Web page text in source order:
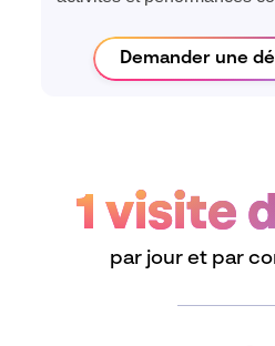
Demander une
1 visite
par jour et par